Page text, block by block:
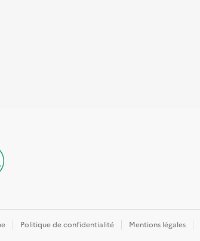
Politique de confidentialité Mentions légales